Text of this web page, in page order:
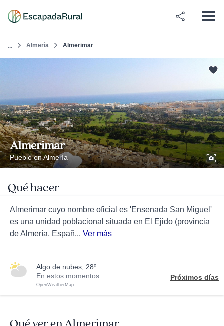
... Almería Almerimar
Almerimar
Pueblo en Almería
Qué hacer
Almerimar cuyo nombre oficial es 'Ensenada San Miguel'
es una unidad poblacional situada en El Ejido (provincia
de Almería, Españ... Ver más
algo de nubes, 28º
En estos momentos
OpenWeatherMap
Próximos días